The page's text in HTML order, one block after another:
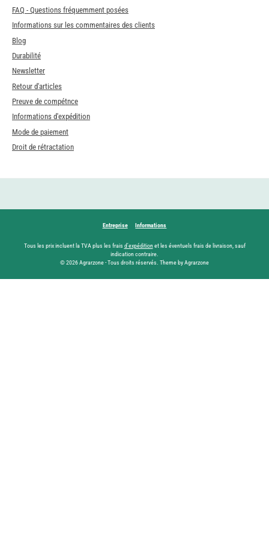
FAQ - Questions fréquemment posées
Informations sur les commentaires des clients
Blog
Durabilité
Newsletter
Retour d'articles
Preuve de compétnce
Informations d'expédition
Mode de paiement
Droit de rétractation
Entreprise Informations
Tous les prix incluent la TVA plus les frais d'expéditionet les éventuels frais de livraison, sauf
indication contraire.
© 2026 Agrarzone - Tous droits réservés. Theme by Agrarzone